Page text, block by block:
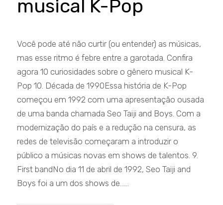
musical K-Pop
Você pode até não curtir (ou entender) as músicas,
mas esse ritmo é febre entre a garotada. Confira
agora 10 curiosidades sobre o gênero musical K-
Pop 10. Década de 1990Essa história de K-Pop
começou em 1992 com uma apresentação ousada
de uma banda chamada Seo Taiji and Boys. Com a
modernização do país e a redução na censura, as
redes de televisão começaram a introduzir o
público a músicas novas em shows de talentos. 9.
First bandNo dia 11 de abril de 1992, Seo Taiji and
Boys foi a um dos shows de......